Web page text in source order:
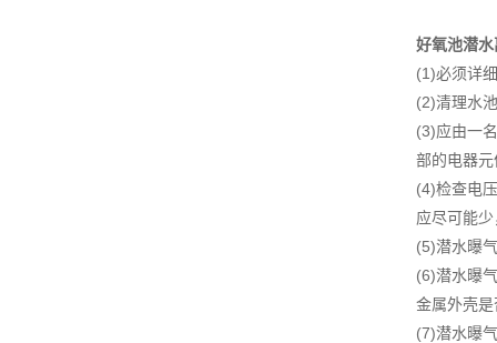
好氧池潜
(1)必须详
(2)清理水
(3)应由一
部的电器
(4)检查电
应尽可能
(5)潜水曝
(6)潜水曝
金属外壳
(7)潜水曝